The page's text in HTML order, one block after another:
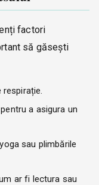
factori
să găsești
a asigura un
sau plimbările
ar fi lectura sau